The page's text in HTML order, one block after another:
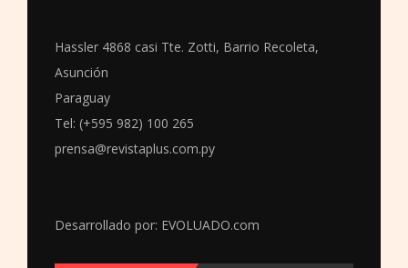
Hassler 4868 casi Tte. Zotti, Barrio Recoleta,
Asunción
Paraguay
Tel: (+595 982) 100 265
prensa@revistaplus.com.py
Desarrollado por: EVOLUADO.com